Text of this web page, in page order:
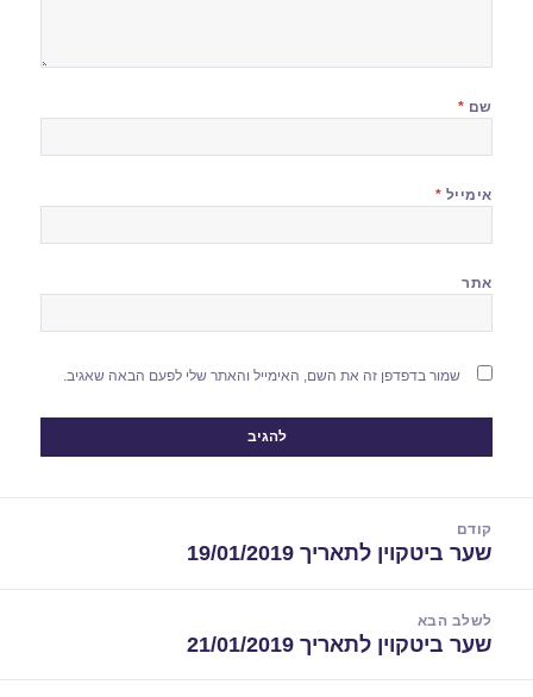
שם *
אימייל *
אתר
שמור בדפדפן זה את השם, האימייל והאתר שלי לפעם הבאה שאגיב.
קודם
הפוסט
שער ביטקוין לתאריך 19/01/2019
לשלב הבא
הפוסט
שער ביטקוין לתאריך 21/01/2019